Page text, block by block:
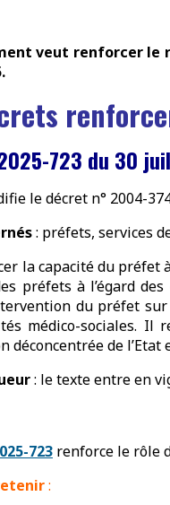
veut renforcer le
723 du 30
le décret n° 2004-
: préfets, services
la capacité du préfet
préfets à l’égard
du préfet
médico-sociales. Il
déconcentrée de
: le texte entre en
723 renforce le rôle
: